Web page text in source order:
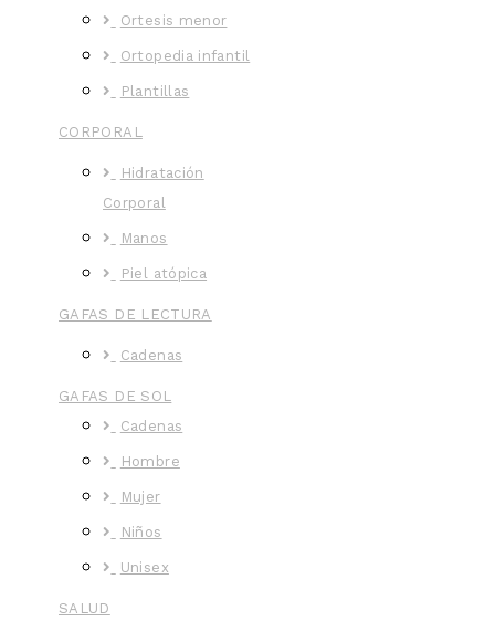
Ortesis menor
Ortopedia infantil
Plantillas
CORPORAL
Hidratación
Corporal
Manos
Piel atópica
GAFAS DE LECTURA
Cadenas
GAFAS DE SOL
Cadenas
Hombre
Mujer
Niños
Unisex
SALUD